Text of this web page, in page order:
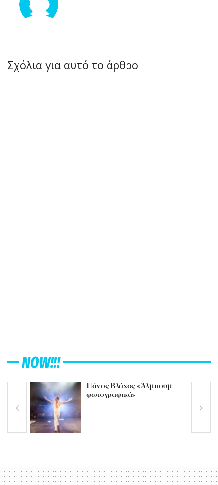
Σχόλια για αυτό το άρθρο
NOW!!!
Πάνος Βλάχος «Άλμπουμ
φωτογραφικά»